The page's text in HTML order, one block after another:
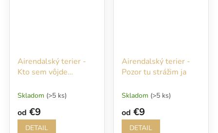
Airendalský terier -
Kto sem vôjde
rýchlo pohryzený
Skladom (>5 ks)
od €9
DETAIL
Airendalský terier -
Pozor tu strážim ja
Skladom (>5 ks)
od €9
DETAIL